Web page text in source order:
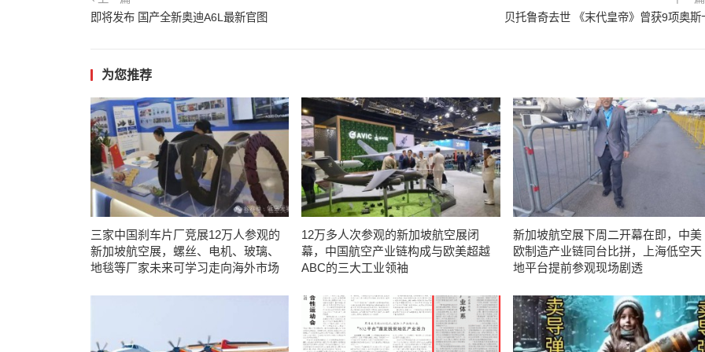
即将发布 国产全新奥迪A6L最新官图
贝托鲁奇去世 《末代皇帝》曾获9项奥斯
为您推荐
三家中国刹车片厂竞展12万人参观的
新加坡航空展，螺丝、电机、玻璃、
地毯等厂家未来可学习走向海外市场
12万多人次参观的新加坡航空展闭
幕，中国航空产业链构成与欧美超越
ABC的三大工业领袖
新加坡航空展下周二开幕在即，中美
欧制造产业链同台比拼，上海低空天
地平台提前参观现场剧透